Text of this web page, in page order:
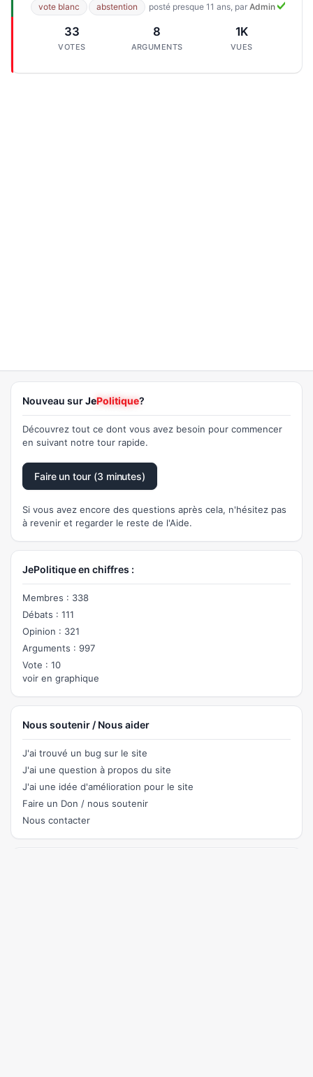
33
VOTES
8
ARGUMENTS
1K
VUES
vote blanc abstention posté presque 11 ans, parAdmin
Nouveau surJePolitique?
Découvrez tout ce dont vous avez besoin pour commencer
en suivant notre tour rapide.
Faire un tour (3 minutes)
Si vous avez encore des questions après cela, n'hésitez pas
à revenir et regarder le reste de l'Aide.
JePolitique en chiffres :
Membres : 338
Débats : 111
Opinion : 321
Arguments : 997
Vote : 10
voir en graphique
Nous soutenir / Nous aider
J'ai trouvé un bug sur le site
J'ai une question à propos du site
J'ai une idée d'amélioration pour le site
Faire un Don / nous soutenir
Nous contacter